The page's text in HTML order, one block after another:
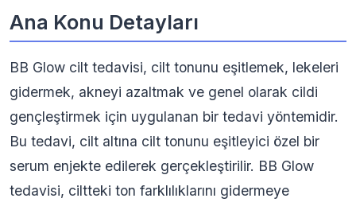
Ana Konu Detayları
BB Glow cilt tedavisi, cilt tonunu eşitlemek, lekeleri
gidermek, akneyi azaltmak ve genel olarak cildi
gençleştirmek için uygulanan bir tedavi yöntemidir.
Bu tedavi, cilt altına cilt tonunu eşitleyici özel bir
serum enjekte edilerek gerçekleştirilir. BB Glow
tedavisi, ciltteki ton farklılıklarını gidermeye